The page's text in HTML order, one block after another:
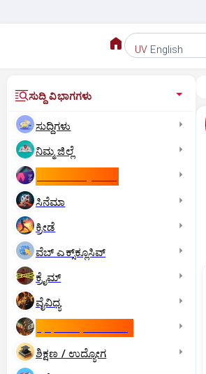
UV English
ಸುದ್ದಿ ವಿಭಾಗಗಳು
ಸುದ್ದಿಗಳು
ನಿಮ್ಮ ಜಿಲ್ಲೆ
ಸಿನೆಮಾ
ಕ್ರೀಡೆ
ವೆಬ್ ಎಕ್ಸ್‌ಕ್ಲೂಸಿವ್
ಕ್ರೈಮ್
ವೈವಿಧ್ಯ
ಶಿಕ್ಷಣ / ಉದ್ಯೋಗ